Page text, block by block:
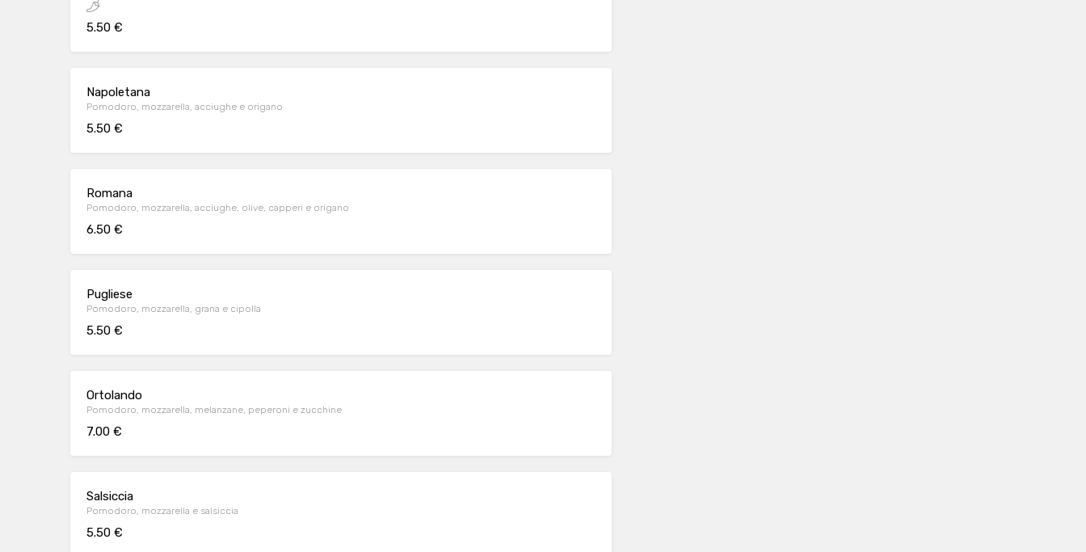
5.50 €
Napoletana
Pomodoro, mozzarella, acciughe e origano
5.50 €
Romana
Pomodoro, mozzarella, acciughe, olive, capperi e origano
6.50 €
Pugliese
Pomodoro, mozzarella, grana e cipolla
5.50 €
Ortolando
Pomodoro, mozzarella, melanzane, peperoni e zucchine
7.00 €
Salsiccia
Pomodoro, mozzarella e salsiccia
5.50 €